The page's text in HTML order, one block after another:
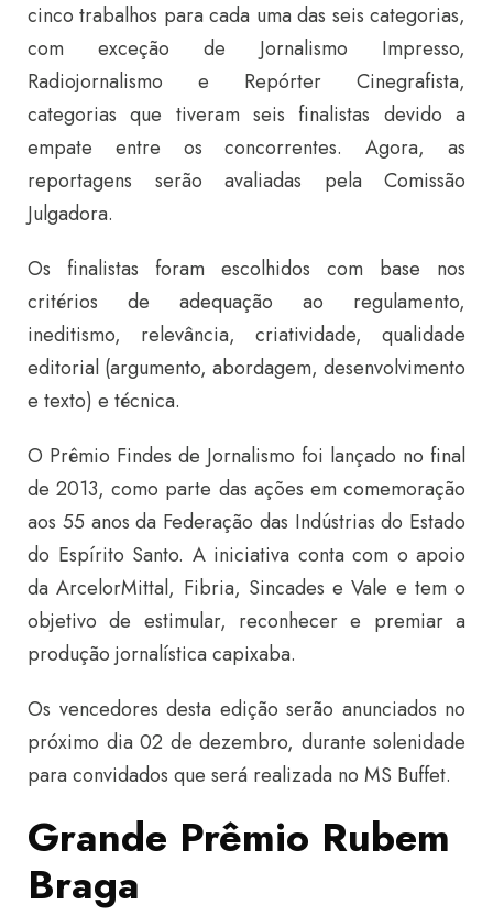
cinco trabalhos para cada uma das seis categorias,
com exceção de Jornalismo Impresso,
Radiojornalismo e Repórter Cinegrafista,
categorias que tiveram seis finalistas devido a
empate entre os concorrentes. Agora, as
reportagens serão avaliadas pela Comissão
Julgadora.
Os finalistas foram escolhidos com base nos
critérios de adequação ao regulamento,
ineditismo, relevância, criatividade, qualidade
editorial (argumento, abordagem, desenvolvimento
e texto) e técnica.
O Prêmio Findes de Jornalismo foi lançado no final
de 2013, como parte das ações em comemoração
aos 55 anos da Federação das Indústrias do Estado
do Espírito Santo. A iniciativa conta com o apoio
da ArcelorMittal, Fibria, Sincades e Vale e tem o
objetivo de estimular, reconhecer e premiar a
produção jornalística capixaba.
Os vencedores desta edição serão anunciados no
próximo dia 02 de dezembro, durante solenidade
para convidados que será realizada no MS Buffet.
Grande Prêmio Rubem
Braga